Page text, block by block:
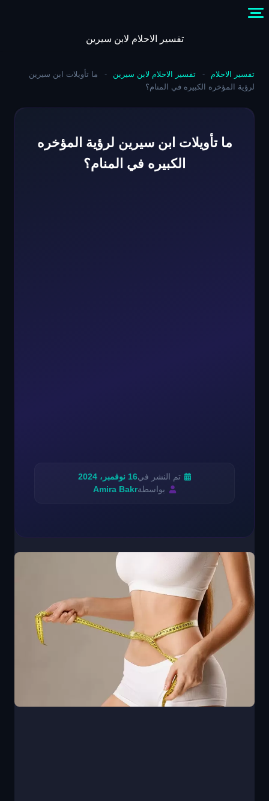
content
تفسير الاحلام لابن سيرين
تفسير الاحلام - تفسير الاحلام لابن سيرين -
ما تأويلات ابن سيرين
لرؤية المؤخره الكبيره في المنام؟
ما تأويلات ابن سيرين لرؤية المؤخره
الكبيره في المنام؟
تم النشر في16 نوفمبر، 2024
بواسطةAmira Bakr